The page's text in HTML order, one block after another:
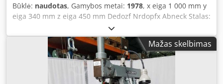
Būklė: naudotas, Gamybos metai: 1978, x eiga 1 000 mm y
eiga 340 mm z eiga 450 mm Dedozf Nrdopfx Abneck Stalas:
1 300 x 400 mm Veleno tvirtinimas ISO 40 SK Sukimosi
greitis 32 - 1 400 aps./min. Veleno eiga 80 mm Bendra galia
7,5 kW Įranga: - Universalus konsolinis frezavimo staklės su
HEIDENHAIN skaitmeniniu indikatoriumi - Mechaninis
įrankių tvirtinimas - Aušinimo įrenginys - Įvairūs SK 40
įrankių laikikliai - Mašinos dokumentacija vokiečių kalba
Mažas skelbimas